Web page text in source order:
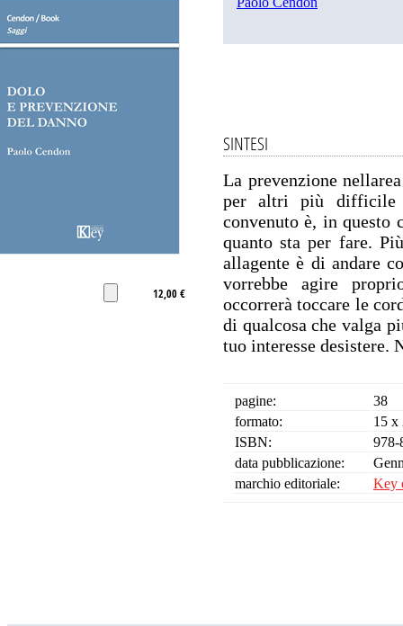
12,00 €
SINTESI
La prevenzione
per altri più difficile
convenuto è, in questo
quanto sta per fare.
allagente è di andare
vorrebbe agire
occorrerà toccare le
di qualcosa che valga
tuo interesse desistere.
pagine:
38
formato:
15 x
ISBN:
978-
data pubblicazione:
marchio editoriale:
Key